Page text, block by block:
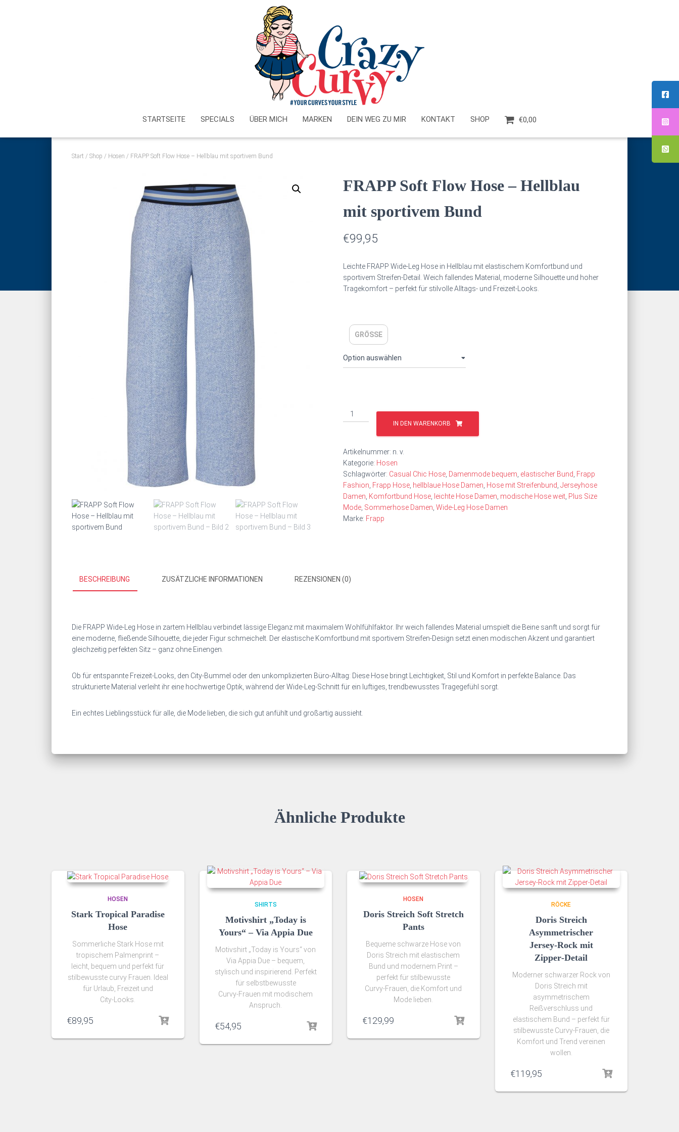
STARTSEITE SPECIALS ÜBER MICH MARKEN DEIN WEG ZU MIR KONTAKT SHOP €0,00
Start / Shop / Hosen / FRAPP Soft Flow Hose – Hellblau mit sportivem Bund
FRAPP Soft Flow Hose – Hellblau
mit sportivem Bund
€99,95
Leichte FRAPP Wide-Leg Hose in Hellblau mit elastischem Komfortbund und
sportivem Streifen-Detail. Weich fallendes Material, moderne Silhouette und hoher
Tragekomfort – perfekt für stilvolle Alltags- und Freizeit-Looks.
GRÖSSE
IN DEN WARENKORB
Artikelnummer: n. v.
Kategorie: Hosen
Schlagwörter: Casual Chic Hose Damenmode bequem elastischer Bund
Frapp
Fashion Frapp Hose hellblaue Hose Damen Hose mit Streifenbund Jerseyhose
Damen Komfortbund Hose leichte Hose Damen modische Hose weit Plus Size
Mode Sommerhose Damen Wide-Leg Hose Damen
Marke: Frapp
BESCHREIBUNG ZUSÄTZLICHE INFORMATIONEN REZENSIONEN (0)
Die FRAPP Wide-Leg Hose in zartem Hellblau verbindet lässige Eleganz mit maximalem Wohlfühlfaktor. Ihr weich fallendes Material umspielt die Beine sanft und sorgt für
eine moderne, fließende Silhouette, die jeder Figur schmeichelt. Der elastische Komfortbund mit sportivem Streifen-Design setzt einen modischen Akzent und garantiert
gleichzeitig perfekten Sitz – ganz ohne Einengen.
Ob für entspannte Freizeit-Looks, den City-Bummel oder den unkomplizierten Büro-Alltag: Diese Hose bringt Leichtigkeit, Stil und Komfort in perfekte Balance. Das
strukturierte Material verleiht ihr eine hochwertige Optik, während der Wide-Leg-Schnitt für ein luftiges, trendbewusstes Tragegefühl sorgt.
Ein echtes Lieblingsstück für alle, die Mode lieben, die sich gut anfühlt und großartig aussieht.
Ähnliche Produkte
HOSEN
Stark Tropical Paradise
Hose
Sommerliche Stark Hose mit
tropischem Palmenprint –
leicht, bequem und perfekt für
stilbewusste curvy Frauen. Ideal
für Urlaub, Freizeit und
City‑Looks.
€89,95
SHIRTS
Motivshirt „Today is
Yours“ – Via Appia Due
Motivshirt „Today is Yours“ von
Via Appia Due – bequem,
stylisch und inspirierend. Perfekt
für selbstbewusste
Curvy‑Frauen mit modischem
Anspruch.
€54,95
HOSEN
Doris Streich Soft Stretch
Pants
Bequeme schwarze Hose von
Doris Streich mit elastischem
Bund und modernem Print –
perfekt für stilbewusste
Curvy‑Frauen, die Komfort und
Mode lieben.
€129,99
RÖCKE
Doris Streich
Asymmetrischer
Jersey‑Rock mit
Zipper‑Detail
Moderner schwarzer Rock von
Doris Streich mit
asymmetrischem
Reißverschluss und
elastischem Bund – perfekt für
stilbewusste Curvy‑Frauen, die
Komfort und Trend vereinen
wollen.
€119,95